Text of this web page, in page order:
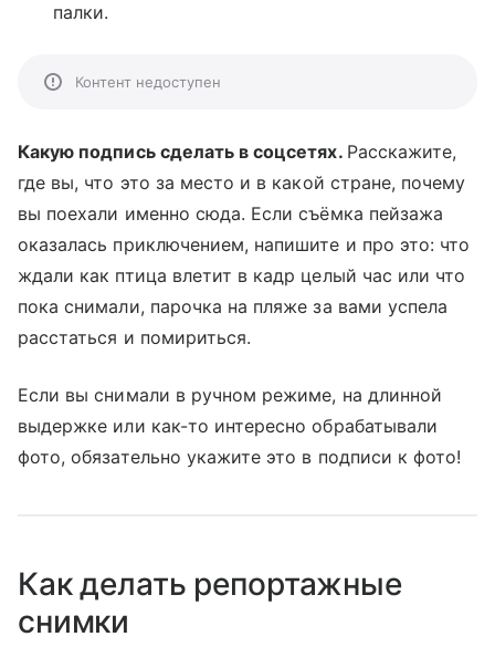
палки.
Контент недоступен
Какую подпись сделать в соцсетях. Расскажите,
где вы, что это за место и в какой стране, почему
вы поехали именно сюда. Если съёмка пейзажа
оказалась приключением, напишите и про это: что
ждали как птица влетит в кадр целый час или что
пока снимали, парочка на пляже за вами успела
расстаться и помириться.
Если вы снимали в ручном режиме, на длинной
выдержке или как-то интересно обрабатывали
фото, обязательно укажите это в подписи к фото!
Как делать репортажные
снимки